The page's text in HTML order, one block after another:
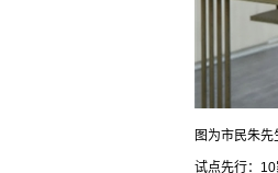
图为市民朱
试点先行：